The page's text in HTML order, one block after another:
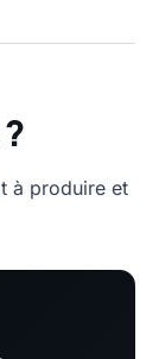
à produire et